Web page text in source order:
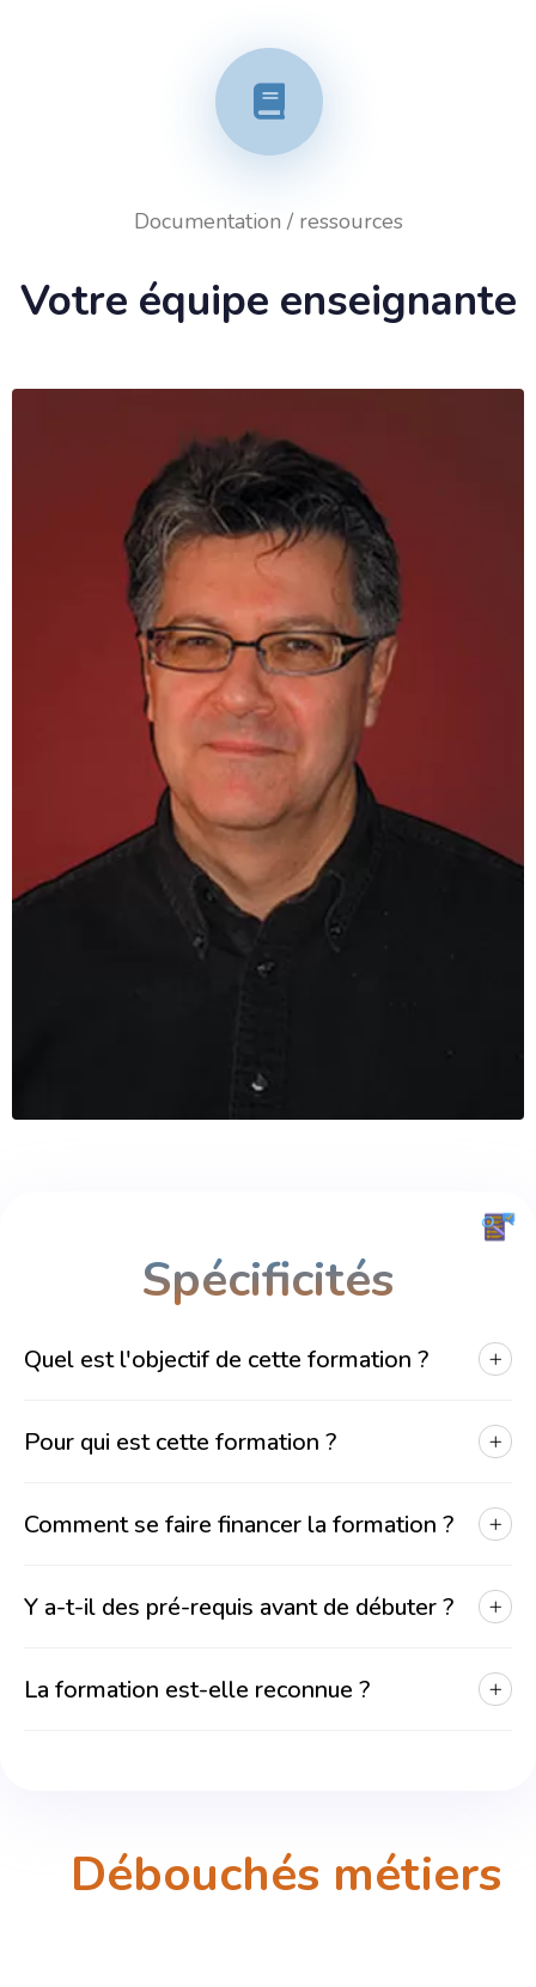
Documentation / ressources
Votre équipe enseignante
Spécificités
Quel est l'objectif de cette formation ?
Pour qui est cette formation ?
Comment se faire financer la formation ?
Y a-t-il des pré-requis avant de débuter ?
La formation est-elle reconnue ?
Débouchés métiers